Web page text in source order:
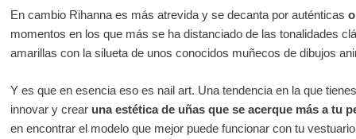
En cambio Rihanna es más atrevida y se decanta por auténticas
momentos en los que más se ha distanciado de las tonalidades
amarillas con la silueta de unos conocidos muñecos de dibujos
Y es que en esencia eso es nail art. Una tendencia en la que
innovar y crear una estética de uñas que se acerque más a tu
en encontrar el modelo que mejor puede funcionar con tu